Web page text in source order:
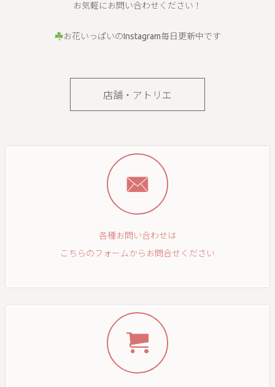
お気軽にお問い合わせください！
お花いっぱいのInstagram毎日更新中です
店舗・アトリエ
各種お問い合わせは
こちらのフォームからお問合せください